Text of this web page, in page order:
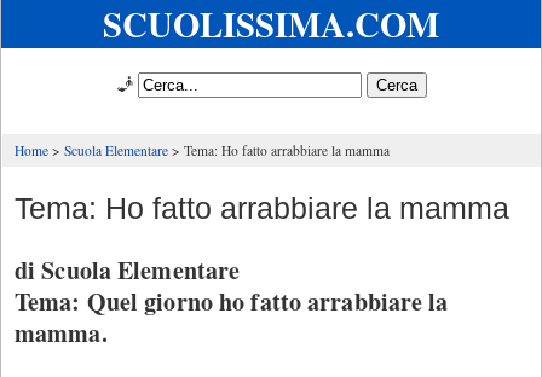
SCUOLISSIMA.COM
🧞
Home Scuola Elementare Tema: Ho fatto arrabbiare la mamma
Tema: Ho fatto arrabbiare la mamma
di Scuola Elementare
Tema: Quel giorno ho fatto arrabbiare la
mamma.